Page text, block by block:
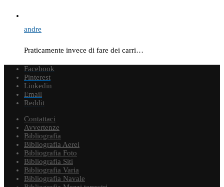
andre
Praticamente invece di fare dei carri…
Facebook
Pinterest
Linkedin
Email
Reddit
Contattaci
Avvertenze
Bibliografia
Bibliografia Aerei
Bibliografia Foto
Bibliografia Siti
Bibliografia Varia
Bibliografia Navale